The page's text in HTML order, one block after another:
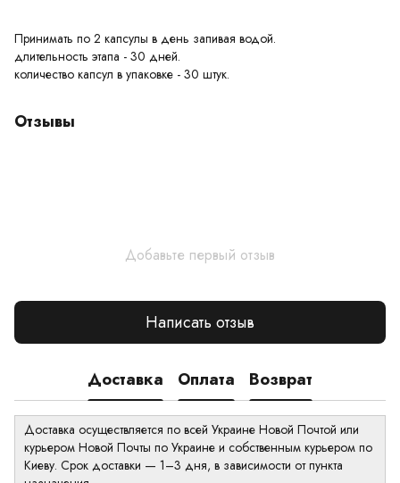
Принимать по 2 капсулы в день запивая водой.
длительность этапа - 30 дней.
количество капсул в упаковке - 30 штук.
Отзывы
Добавьте первый отзыв
Написать отзыв
Доставка Оплата Возврат
Доставка осуществляется по всей Украине Новой Почтой или
курьером Новой Почты по Украине и собственным курьером по
Киеву. Срок доставки — 1–3 дня, в зависимости от пункта